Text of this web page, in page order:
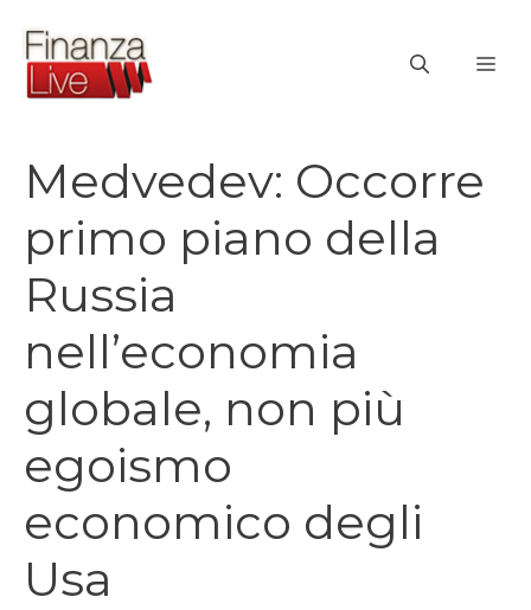
contenuto
Medvedev: Occorre
primo piano della
Russia
nell’economia
globale, non più
egoismo
economico degli
Usa